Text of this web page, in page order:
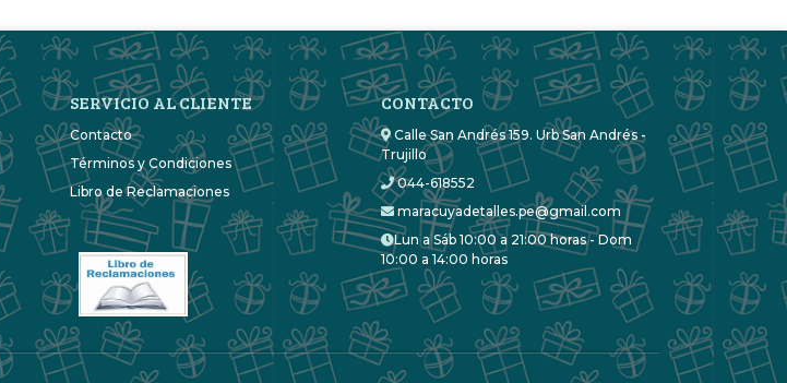
SERVICIO AL CLIENTE
Contacto
Términos y Condiciones
Libro de Reclamaciones
CONTACTO
Calle San Andrés 159. Urb San Andrés -
Trujillo
044-618552
maracuyadetalles.pe@gmail.com
Lun a Sáb 10:00 a 21:00 horas - Dom
10:00 a 14:00 horas